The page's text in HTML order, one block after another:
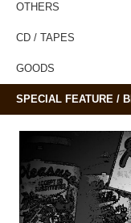
OTHERS
CD / TAPES
GOODS
SPECIAL FEATURE /